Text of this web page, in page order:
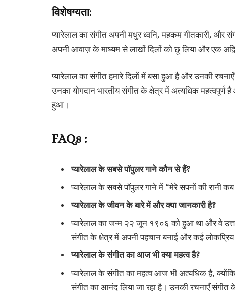
विशेषग्यता:
प्यारेलाल का संगीत अपनी मधुर ध्वनि, महकम गीतकारी, और
अपनी आवाज़ के माध्यम से लाखों दिलों को छू लिया और एक
प्यारेलाल का संगीत हमारे दिलों में बसा हुआ है और उनकी
उनका योगदान भारतीय संगीत के क्षेत्र में अत्यधिक महत्वपूर्ण
हुआ।
FAQs :
प्यारेलाल के सबसे पॉपुलर गाने कौन से हैं?
प्यारेलाल के सबसे पॉपुलर गाने में “मेरे सपनों की रानी
प्यारेलाल के जीवन के बारे में और क्या जानकारी है?
प्यारेलाल का जन्म २२ जून १९०६ को हुआ था और वे
संगीत के क्षेत्र में अपनी पहचान बनाई और कई लोकप्रिय
प्यारेलाल के संगीत का आज भी क्या महत्व है?
प्यारेलाल के संगीत का महत्व आज भी अत्यधिक है,
संगीत का आनंद लिया जा रहा है। उनकी रचनाएँ संगीत